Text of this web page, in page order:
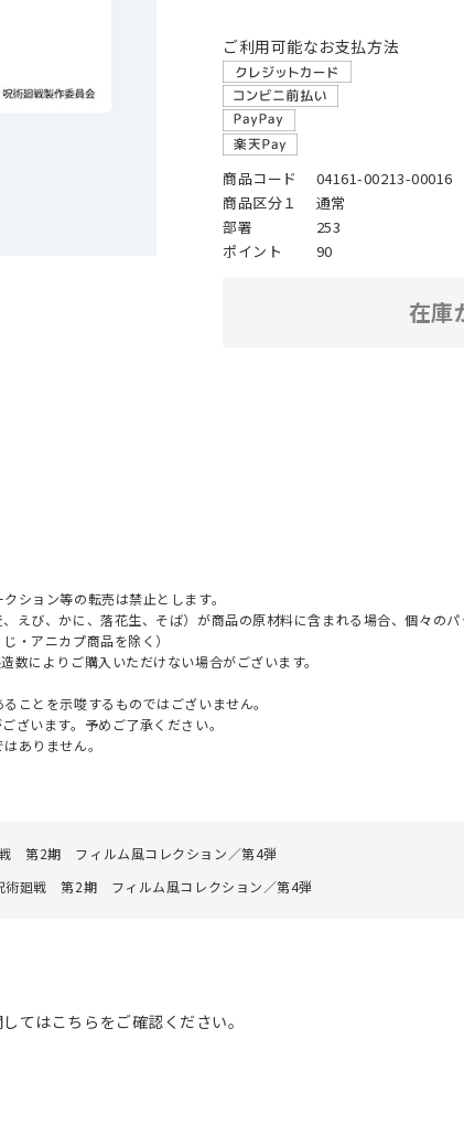
ご利用可能なお支払方法
商品コード
04161-00213-00016
商品区分１
通常
部署
253
ポイント
90
在庫
ション等の転売は禁止とします。
び、かに、落花生、そば）が商品の原材料に含まれる場合、個々のパ
・アニカプ商品を除く）
によりご購入いただけない場合がございます。
ことを示唆するものではございません。
ざいます。予めご了承ください。
ありません。
第2期 フィルム風コレクション／第4弾
術廻戦 第2期 フィルム風コレクション／第4弾
てはこちらをご確認ください。